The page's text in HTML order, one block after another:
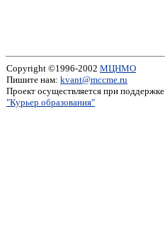
Copyright ©1996-2002 МЦНМО
Пишите нам: kvant@mccme.ru
Проект осуществляется при поддержке
"Курьер образования"